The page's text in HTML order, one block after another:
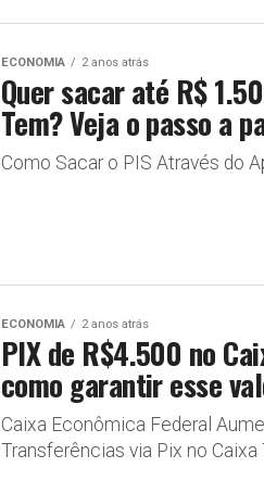
ECONOMIA 2 anos atrás
Quer sacar até R$
Tem? Veja o passo a
Como Sacar o PIS Através do
ECONOMIA 2 anos atrás
PIX de R$4.500 no
como garantir esse
Caixa Econômica Federal
Transferências via Pix no Caixa